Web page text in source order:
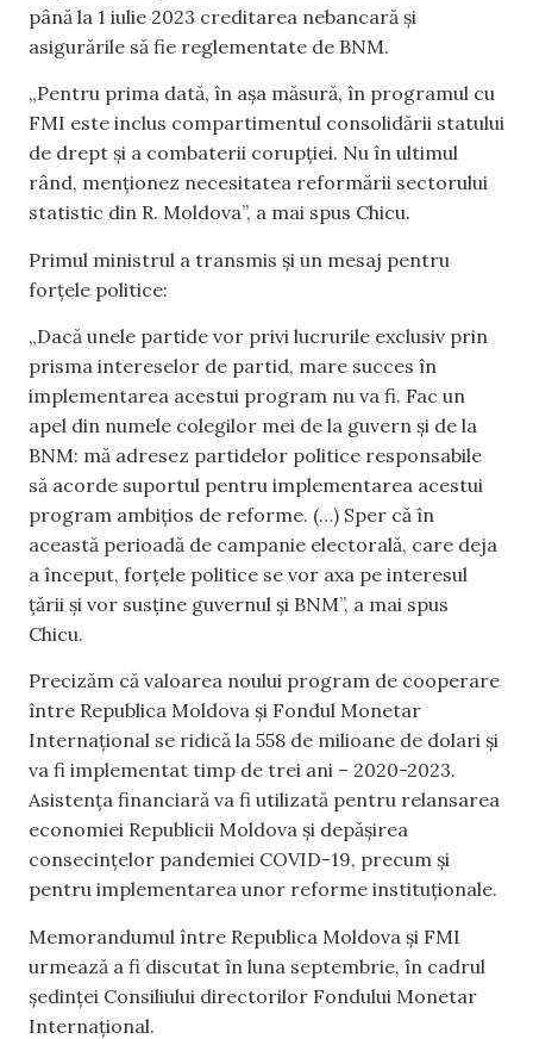
până la 1 iulie 2023 creditarea nebancară și
asigurările să fie reglementate de BNM.
„Pentru prima dată, în așa măsură, în programul cu
FMI este inclus compartimentul consolidării statului
de drept și a combaterii corupției. Nu în ultimul
rând, menționez necesitatea reformării sectorului
statistic din R. Moldova”, a mai spus Chicu.
Primul ministrul a transmis și un mesaj pentru
forțele politice:
„Dacă unele partide vor privi lucrurile exclusiv prin
prisma intereselor de partid, mare succes în
implementarea acestui program nu va fi. Fac un
apel din numele colegilor mei de la guvern și de la
BNM: mă adresez partidelor politice responsabile
să acorde suportul pentru implementarea acestui
program ambițios de reforme. (…) Sper că în
această perioadă de campanie electorală, care deja
a început, forțele politice se vor axa pe interesul
țării și vor susține guvernul și BNM”, a mai spus
Chicu.
Precizăm că valoarea noului program de cooperare
între Republica Moldova și Fondul Monetar
Internațional se ridică la 558 de milioane de dolari și
va fi implementat timp de trei ani – 2020-2023.
Asistența financiară va fi utilizată pentru relansarea
economiei Republicii Moldova și depășirea
consecințelor pandemiei COVID-19, precum și
pentru implementarea unor reforme instituționale.
Memorandumul între Republica Moldova și FMI
urmează a fi discutat în luna septembrie, în cadrul
ședinței Consiliului directorilor Fondului Monetar
Internațional.